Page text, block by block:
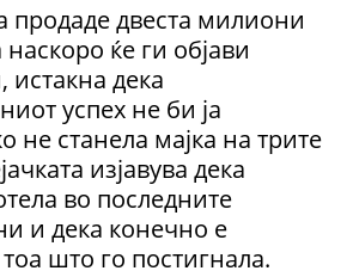
продаде двеста милиони
ќе ги објави
истакна дека
успех не би ја
не станела мајка на трите
изјавува дека
во последните
и дека конечно е
што го постигнала.